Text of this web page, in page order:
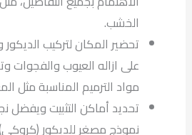
الخشب.
تحضير المكان لتركيب
على ازاله العيوب والفجوات
مواد الترميم المناسبة مثل
تحديد أماكن التثبيت ويفضل
نموذج مصغر للديكور